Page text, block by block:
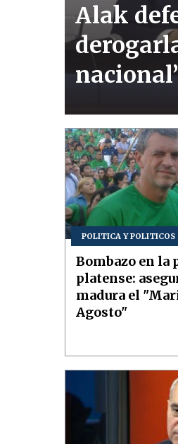
Alak
POLITICA Y POLITICOS
Bombazo en la
platense:
madura el
Agosto"